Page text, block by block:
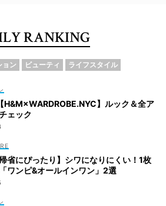
RANKING
ョン ビューティ ライフスタイル
H&M×WARDROBE.NYC】ルック＆全ア
ェック
帰省にぴったり】シワになりにくい！1枚
ワンピ&オールインワン」2選